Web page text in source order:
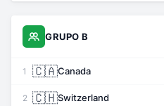
GRUPO B
1 🇨🇦Canada
2 🇨🇭Switzerland